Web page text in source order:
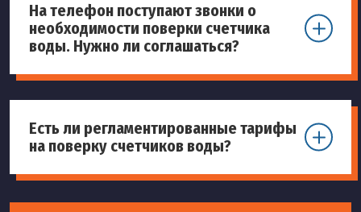
На телефон поступают звонки о
необходимости поверки счетчика
воды. Нужно ли соглашаться?
Есть ли регламентированные тарифы
на поверку счетчиков воды?